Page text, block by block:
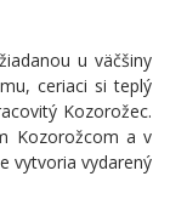
u väčšiny
ceriaci si teplý
Kozorožec.
Kozorožcom a v
vytvoria vydarený